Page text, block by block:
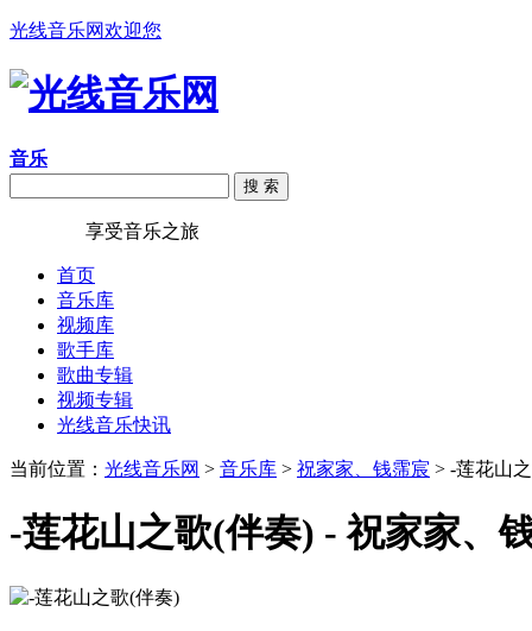
光线音乐网欢迎您
音乐
搜 索
享受音乐之旅
首页
音乐库
视频库
歌手库
歌曲专辑
视频专辑
光线音乐快讯
当前位置： 光线音乐网 > 音乐库 > 祝家家、钱霈宸 > -莲花山
-莲花山之歌(伴奏) - 祝家家、